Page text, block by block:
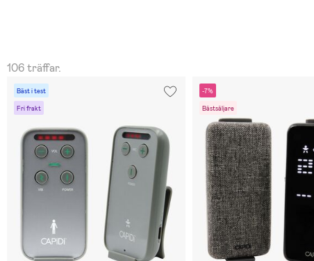
106 träffar.
Bäst i test
Fri frakt
-7%
Bästsäljare